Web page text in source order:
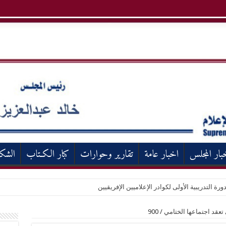
المجلس اخبار عامة تقارير وحوارات كبار الكـتاب
التدريبية الأولى لكوادر الإعلاميين الإفريقيين
تعقد اجتماعها الختامي /
900